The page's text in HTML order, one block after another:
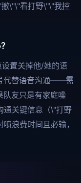
\"\"看打野\"\"我控
置关掉他/她的语
代替语音沟通——需
队友只是有家庭噪
通关键信息（\"打野
浪费时间且必输，